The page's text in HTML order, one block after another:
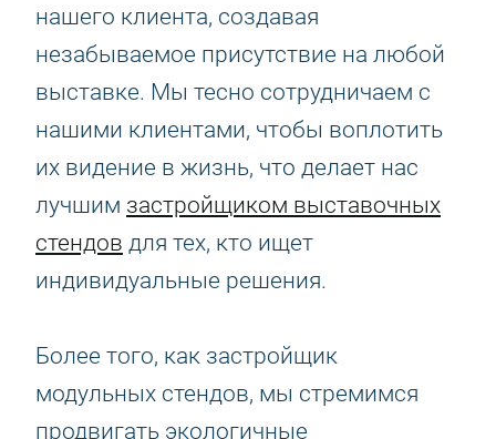
нашего клиента, создавая
незабываемое присутствие на любой
выставке. Мы тесно сотрудничаем с
нашими клиентами, чтобы воплотить
их видение в жизнь, что делает нас
лучшим застройщиком выставочных
стендов для тех, кто ищет
индивидуальные решения.
Более того, как застройщик
модульных стендов, мы стремимся
продвигать экологичные